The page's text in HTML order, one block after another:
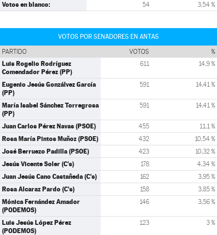
Votos en blanco: 54 3,54 %
VOTOS POR SENADORES EN ANTAS
PARTIDO VOTOS %
Luis Rogelio Rodríguez
Comendador Pérez (PP)
611 14,9 %
Eugenio Jesús Gonzálvez García
(PP)
591 14,41 %
María Isabel Sánchez Torregrosa
(PP)
591 14,41 %
Juan Carlos Pérez Navas (PSOE) 455 11,1 %
Rosa María Pintos Muñoz (PSOE) 432 10,54 %
José Berruezo Padilla (PSOE) 423 10,32 %
Jesús Vicente Soler (C's) 178 4,34 %
Juan Jesús Cano Castañeda (C's) 162 3,95 %
Rosa Alcaraz Pardo (C's) 158 3,85 %
Mónica Fernández Amador
(PODEMOS)
146 3,56 %
Luis Jesús López Pérez
(PODEMOS)
123 3 %